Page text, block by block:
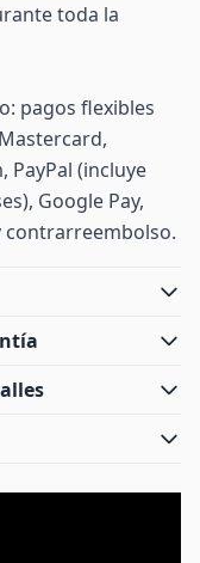
toda la
pagos flexibles
PayPal (incluye
Google Pay,
contrarreembolso.